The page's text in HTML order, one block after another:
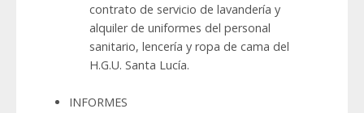
contrato de servicio de lavandería y
alquiler de uniformes del personal
sanitario, lencería y ropa de cama del
H.G.U. Santa Lucía.
INFORMES